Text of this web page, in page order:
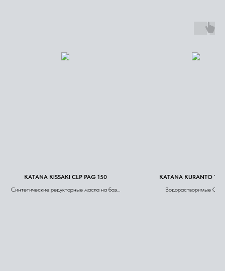
KATANA KISSAKI CLP PAG 150
Синтетические редукторные масла на базе
KATANA KURANTO 100
Водорастворимые